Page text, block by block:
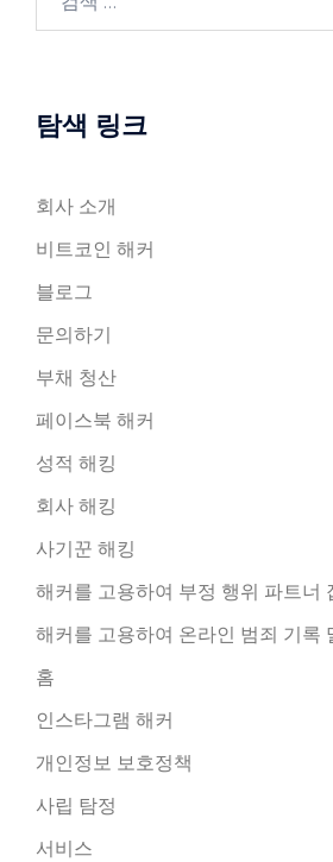
탐색 링크
회사 소개
비트코인 해커
블로그
문의하기
부채 청산
페이스북 해커
성적 해킹
회사 해킹
사기꾼 해킹
해커를 고용하여 부정 행위 파트너
해커를 고용하여 온라인 범죄 기록
홈
인스타그램 해커
개인정보 보호정책
사립 탐정
서비스